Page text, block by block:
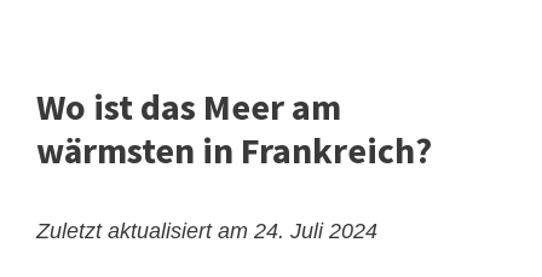
Wo ist das Meer am
wärmsten in Frankreich?
Zuletzt aktualisiert am 24. Juli 2024